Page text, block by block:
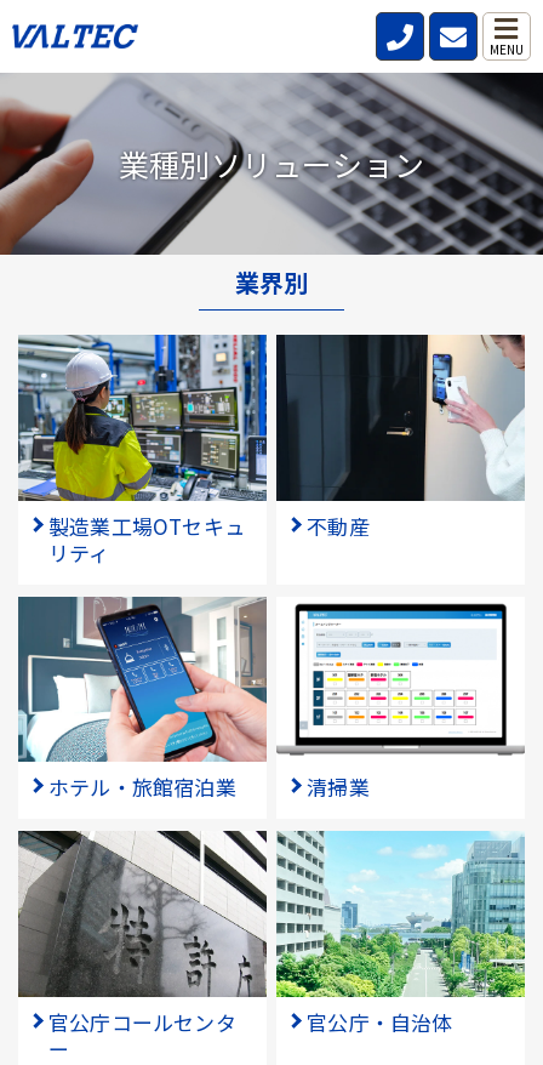
MENU
業種別ソリューション
業界別
製造業工場OTセキュ
リティ
不動産
ホテル・旅館宿泊業 清掃業
官公庁コールセンタ
ー
官公庁・自治体